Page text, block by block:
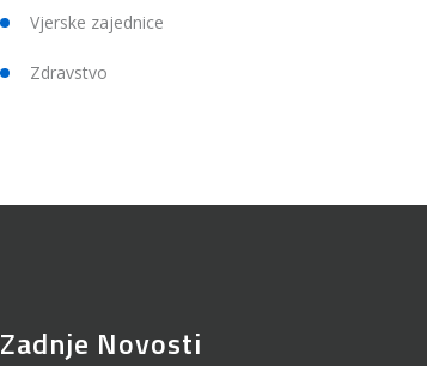
Vjerske zajednice
Zdravstvo
Zadnje Novosti